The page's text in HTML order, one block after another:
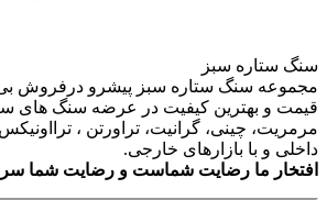
سنگ ستاره سبز
مجموعه سنگ ستاره سبز پیشرو درفروش بی
قیمت و بهترین کیفیت در عرضه سنگ های
مرمریت، چینی، گرانیت، تراورتن ،
داخلی و با بازارهای خارجی.
افتخار ما رضایت شماست و رضایت شما